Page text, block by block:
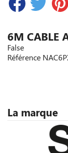
6M CABLE
False
Référence
La marque